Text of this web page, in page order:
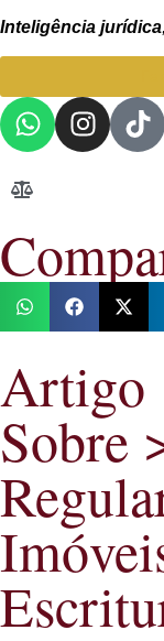
Inteligência jurídica
Artigo
Sobre